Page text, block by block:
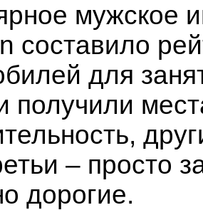
мужское
составило
для
получили
– просто
дорогие.